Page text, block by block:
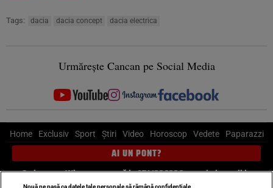
Tags: dacia dacia concept dacia electrica
Urmărește Cancan pe Social Media
Home Exclusiv Sport Știri Video Horoscop Vedete Paparazzi
AI UN PONT?
Scrie-ne pe Whatsapp, sună la 0741226226 sau trimite mail la
Nouă ne pasă ca datele tale personale să rămână confidențiale